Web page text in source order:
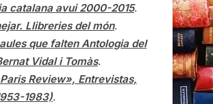
catalana avui 2000-2015.
Llibreries del món.
que falten Antologia del
Vidal i Tomàs.
Review», Entrevistas,
1983).